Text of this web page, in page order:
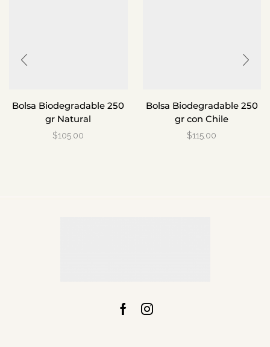
Bolsa Biodegradable 250
gr Natural
$105.00
Bolsa Biodegradable 250
gr con Chile
$115.00
FacebookInstagram